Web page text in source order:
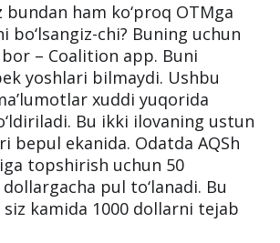
bundan ham ko‘proq OTMga
bo‘lsangiz-chi? Buning uchun
– Coalition app. Buni
yoshlari bilmaydi. Ushbu
xuddi yuqorida
Bu ikki ilovaning ustun
bepul ekanida. Odatda AQSh
topshirish uchun 50
pul to‘lanadi. Bu
kamida 1000 dollarni tejab